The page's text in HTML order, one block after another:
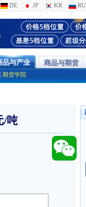
DE JP KR RU
品与产业 商品与期货
期货学院
/吨